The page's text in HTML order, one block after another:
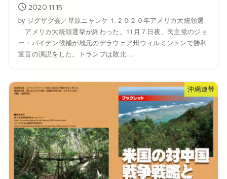
2020.11.15
by ジグザグ会／草原ニャンケ 1.２０２０年アメリカ大統領選
アメリカ大統領選挙が終わった。11月７日夜、民主党のジョ
ー・バイデン候補が地元のデラウェア州ウィルミントンで勝利
宣言の演説をした。トランプは敗北...
沖縄連帯